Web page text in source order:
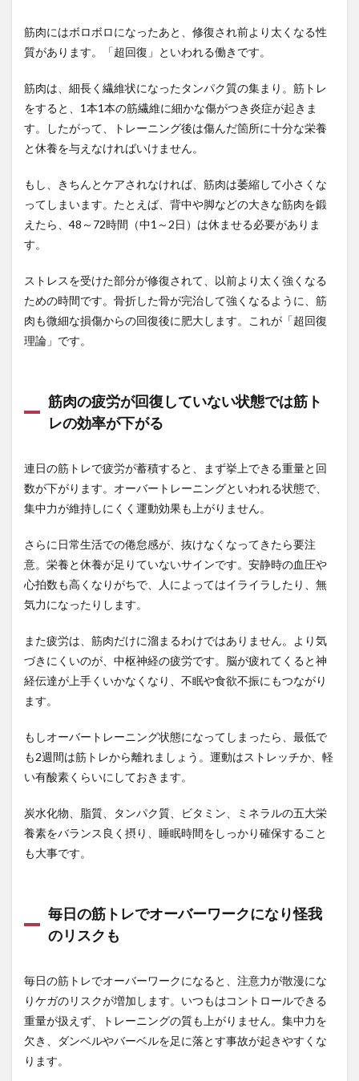
場合
のメ
ニュ
組み
立て
方や
注意
点
筋トレ
メニュ
週間の
（例）
3.2
【目
的
別】
や回
数の
設定
3.3
筋肉
痛が
回復
いな
い場
合は
違う
部位
う
毎日
筋ト
ため
に取
り入
れた
慣4
選
4.1
栄養
バラ
ンス
い食
事を
心が
けよ
筋肉にはボロボロになったあと、修復され前より太くなる性
質があります。「超回復」といわれる働きです。
筋肉は、細長く繊維状になったタンパク質の集まり。筋トレ
をすると、1本1本の筋繊維に細かな傷がつき炎症が起きま
す。したがって、トレーニング後は傷んだ箇所に十分な栄養
と休養を与えなければいけません。
もし、きちんとケアされなければ、筋肉は萎縮して小さくな
ってしまいます。たとえば、背中や脚などの大きな筋肉を鍛
えたら、48～72時間（中1～2日）は休ませる必要がありま
す。
ストレスを受けた部分が修復されて、以前より太く強くなる
ための時間です。骨折した骨が完治して強くなるように、筋
肉も微細な損傷からの回復後に肥大します。これが「超回復
理論」です。
筋肉の疲労が回復していない状態では筋ト
レの効率が下がる
連日の筋トレで疲労が蓄積すると、まず挙上できる重量と回
数が下がります。オーバートレーニングといわれる状態で、
集中力が維持しにくく運動効果も上がりません。
さらに日常生活での倦怠感が、抜けなくなってきたら要注
意。栄養と休養が足りていないサインです。安静時の血圧や
心拍数も高くなりがちで、人によってはイライラしたり、無
気力になったりします。
また疲労は、筋肉だけに溜まるわけではありません。より気
づきにくいのが、中枢神経の疲労です。脳が疲れてくると神
経伝達が上手くいかなくなり、不眠や食欲不振にもつながり
ます。
もしオーバートレーニング状態になってしまったら、最低で
も2週間は筋トレから離れましょう。運動はストレッチか、軽
い有酸素くらいにしておきます。
炭水化物、脂質、タンパク質、ビタミン、ミネラルの五大栄
養素をバランス良く摂り、睡眠時間をしっかり確保すること
も大事です。
毎日の筋トレでオーバーワークになり怪我
のリスクも
毎日の筋トレでオーバーワークになると、注意力が散漫にな
りケガのリスクが増加します。いつもはコントロールできる
重量が扱えず、トレーニングの質も上がりません。集中力を
欠き、ダンベルやバーベルを足に落とす事故が起きやすくな
ります。